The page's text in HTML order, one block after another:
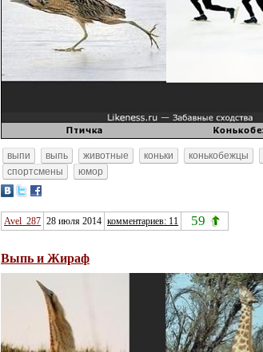
выпи выпь животные коньки конькобежцы
спортсмены
юмор
Avel_287 28 июля 2014 комментариев: 11 59
Выпь и Жираф